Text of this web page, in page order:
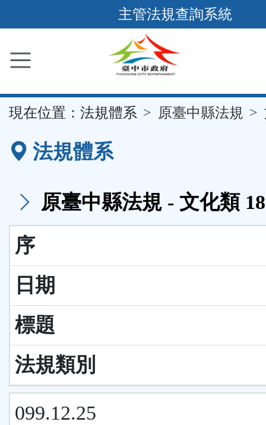
到
要
容
區
主管法規查詢系統
現在位置： 法規體系 原臺中縣法規
法規體系
原臺中縣法規 - 文化類
序
日期
標題
法規類別
099.12.25